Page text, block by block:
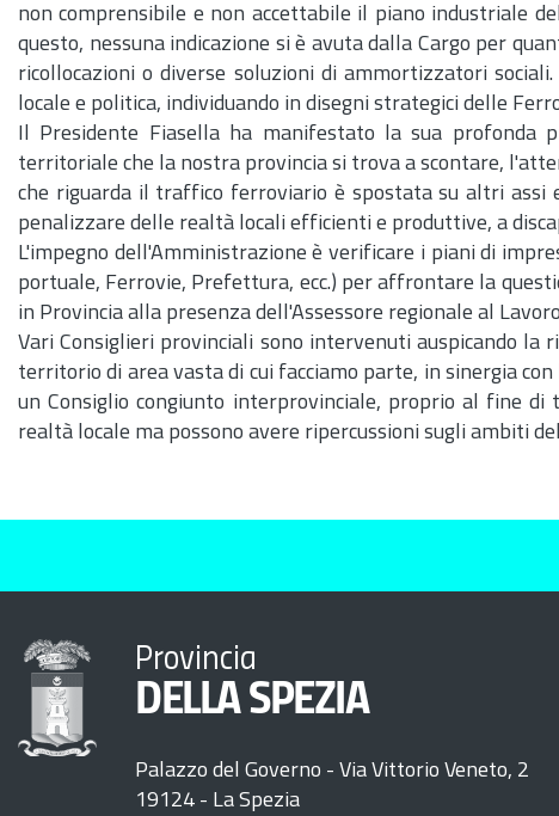
non comprensibile e non accettabile il piano industriale
questo, nessuna indicazione si è avuta dalla Cargo per
ricollocazioni o diverse soluzioni di ammortizzatori
locale e politica, individuando in disegni strategici delle
Il Presidente Fiasella ha manifestato la sua profonda
territoriale che la nostra provincia si trova a scontare,
che riguarda il traffico ferroviario è spostata su altri assi
penalizzare delle realtà locali efficienti e produttive, a
L'impegno dell'Amministrazione è verificare i piani di
portuale, Ferrovie, Prefettura, ecc.) per affrontare la
in Provincia alla presenza dell'Assessore regionale al
Vari Consiglieri provinciali sono intervenuti auspicando
territorio di area vasta di cui facciamo parte, in sinergia
un Consiglio congiunto interprovinciale, proprio al fine
realtà locale ma possono avere ripercussioni sugli ambiti
Provincia
DELLA SPEZIA
Palazzo del Governo - Via Vittorio Veneto, 2
19124 - La Spezia